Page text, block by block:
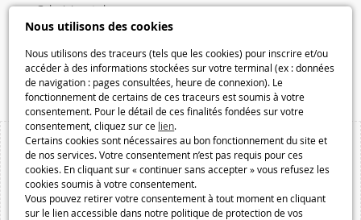
Nous utilisons des cookies
Nous utilisons des traceurs (tels que les cookies) pour inscrire et/ou
accéder à des informations stockées sur votre terminal (ex : données
de navigation : pages consultées, heure de connexion). Le
fonctionnement de certains de ces traceurs est soumis à votre
consentement. Pour le détail de ces finalités fondées sur votre
consentement, cliquez sur ce lien.
Certains cookies sont nécessaires au bon fonctionnement du site et
de nos services. Votre consentement n’est pas requis pour ces
cookies. En cliquant sur « continuer sans accepter » vous refusez les
cookies soumis à votre consentement.
Vous pouvez retirer votre consentement à tout moment en cliquant
sur le lien accessible dans notre politique de protection de vos
Galaxiejouets.be
Galaxiespielzeug.be
Speelgoedmelkweg.be
Macway.com